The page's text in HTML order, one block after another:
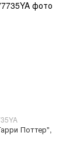
Поттер",